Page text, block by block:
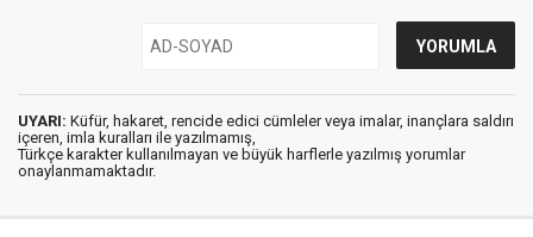
UYARI: Küfür, hakaret, rencide edici cümleler veya imalar, inançlara saldırı
içeren, imla kuralları ile yazılmamış,
Türkçe karakter kullanılmayan ve büyük harflerle yazılmış yorumlar
onaylanmamaktadır.